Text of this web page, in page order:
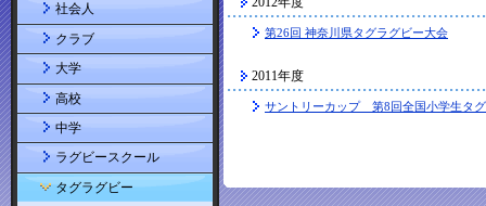
第26回 神奈川県タグラグビー大会
2011年度
サントリーカップ 第8回全国小学生タ
社会人
クラブ
大学
高校
中学
ラグビースクール
タグラグビー